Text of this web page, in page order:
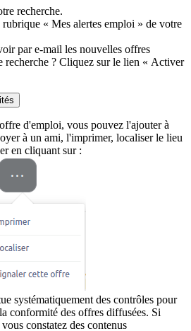
recherche.
« Mes alertes emploi » de votre
par e-mail les nouvelles offres
recherche ? Cliquez sur le lien « Activer
d'emploi, vous pouvez l'ajouter à
à un ami, l'imprimer, localiser le lieu
en cliquant sur :
systématiquement des contrôles pour
conformité des offres diffusées. Si
constatez des contenus